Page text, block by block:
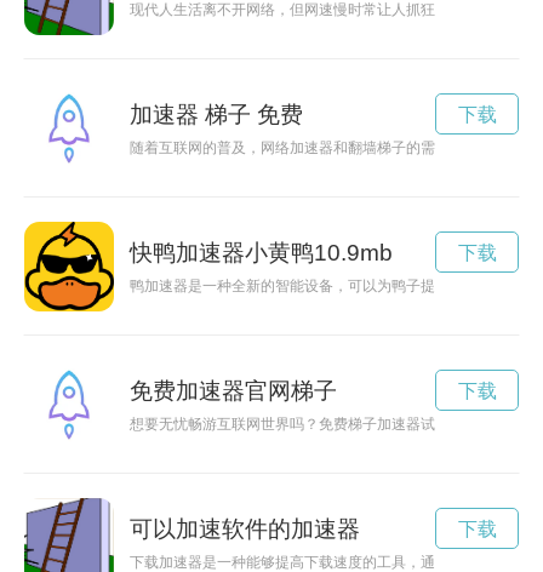
现代人生活离不开网络，但网速慢时常让人抓狂。现在有一款
加速器 梯子 免费
随着互联网的普及，网络加速器和翻墙梯子的需求也日益增长
下载
快鸭加速器小黄鸭10.9mb
鸭加速器是一种全新的智能设备，可以为鸭子提供更好的环境
下载
免费加速器官网梯子
想要无忧畅游互联网世界吗？免费梯子加速器试用为您提供高
下载
可以加速软件的加速器
下载加速器是一种能够提高下载速度的工具，通过优化网络连
下载